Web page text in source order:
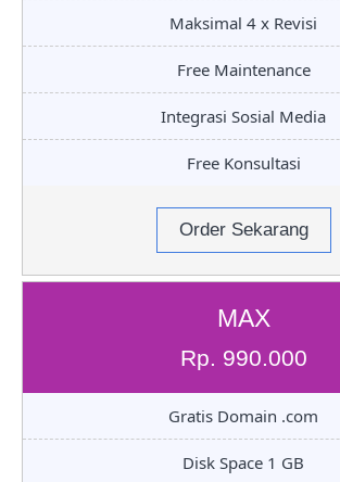
Maksimal 4 x Revisi
Free Maintenance
Integrasi Sosial Media
Free Konsultasi
Order Sekarang
MAX
Rp. 990.000
Gratis Domain .com
Disk Space 1 GB